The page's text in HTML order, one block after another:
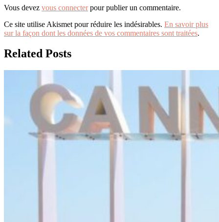
Vous devez vous connecterpour publier un commentaire.
Ce site utilise Akismet pour réduire les indésirables. En savoir plus
sur la façon dont les données de vos commentaires sont traitées.
Related Posts